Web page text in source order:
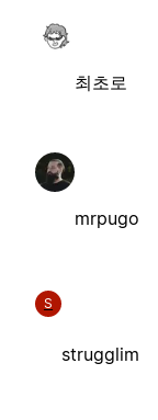
최초로
mrpugo
S
strugglim